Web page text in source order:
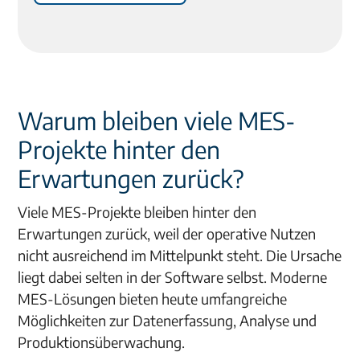
Warum bleiben viele MES-
Projekte hinter den
Erwartungen zurück?
Viele MES-Projekte bleiben hinter den
Erwartungen zurück, weil der operative Nutzen
nicht ausreichend im Mittelpunkt steht. Die Ursache
liegt dabei selten in der Software selbst. Moderne
MES-Lösungen bieten heute umfangreiche
Möglichkeiten zur Datenerfassung, Analyse und
Produktionsüberwachung.